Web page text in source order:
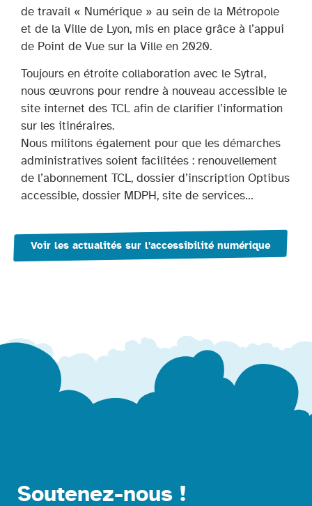
de travail « Numérique » au sein de la Métropole
et de la Ville de Lyon, mis en place grâce à l’appui
de Point de Vue sur la Ville en 2020.
Toujours en étroite collaboration avec le Sytral,
nous œuvrons pour rendre à nouveau accessible le
site internet des TCL afin de clarifier l’information
sur les itinéraires.
Nous militons également pour que les démarches
administratives soient facilitées : renouvellement
de l’abonnement TCL, dossier d’inscription Optibus
accessible, dossier MDPH, site de services…
Voir les actualités sur l'accessibilité numérique
Soutenez-nous !